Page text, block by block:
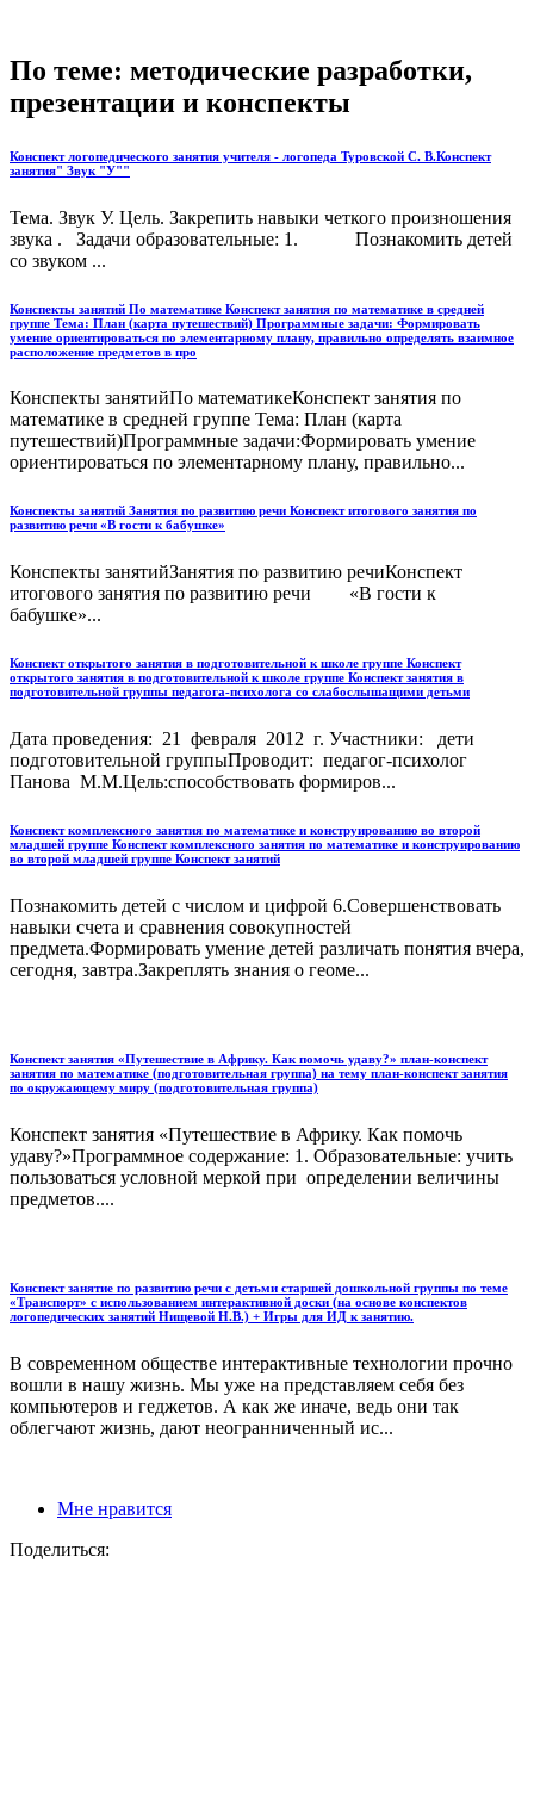
По теме: методические разработки,
презентации и конспекты
Конспект логопедического занятия учителя - логопеда Туровской С. В.Конспект
занятия" Звук "У""
Тема. Звук У. Цель. Закрепить навыки четкого произношения
звука . Задачи образовательные: 1. Познакомить детей
со звуком ...
Конспекты занятий По математике Конспект занятия по математике в средней
группе Тема: План (карта путешествий) Программные задачи: Формировать
умение ориентироваться по элементарному плану, правильно определять взаимное
расположение предметов в про
Конспекты занятийПо математикеКонспект занятия по
математике в средней группе Тема: План (карта
путешествий)Программные задачи:Формировать умение
ориентироваться по элементарному плану, правильно...
Конспекты занятий Занятия по развитию речи Конспект итогового занятия по
развитию речи «В гости к бабушке»
Конспекты занятийЗанятия по развитию речиКонспект
итогового занятия по развитию речи «В гости к
бабушке»...
Конспект открытого занятия в подготовительной к школе группе Конспект
открытого занятия в подготовительной к школе группе Конспект занятия в
подготовительной группы педагога-психолога со слабослышащими детьми
Дата проведения: 21 февраля 2012 г. Участники: дети
подготовительной группыПроводит: педагог-психолог
Панова М.М.Цель:способствовать формиров...
Конспект комплексного занятия по математике и конструированию во второй
младшей группе Конспект комплексного занятия по математике и конструированию
во второй младшей группе Конспект занятий
Познакомить детей с числом и цифрой 6.Совершенствовать
навыки счета и сравнения совокупностей
предмета.Формировать умение детей различать понятия вчера,
сегодня, завтра.Закреплять знания о геоме...
Конспект занятия «Путешествие в Африку. Как помочь удаву?» план-конспект
занятия по математике (подготовительная группа) на тему план-конспект занятия
по окружающему миру (подготовительная группа)
Конспект занятия «Путешествие в Африку. Как помочь
удаву?»Программное содержание: 1. Образовательные: учить
пользоваться условной меркой при определении величины
предметов....
Конспект занятие по развитию речи с детьми старшей дошкольной группы по теме
«Транспорт» с использованием интерактивной доски (на основе конспектов
логопедических занятий Нищевой Н.В.) + Игры для ИД к занятию.
В современном обществе интерактивные технологии прочно
вошли в нашу жизнь. Мы уже на представляем себя без
компьютеров и геджетов. А как же иначе, ведь они так
облегчают жизнь, дают неогранниченный ис...
Мне нравится
Поделиться: